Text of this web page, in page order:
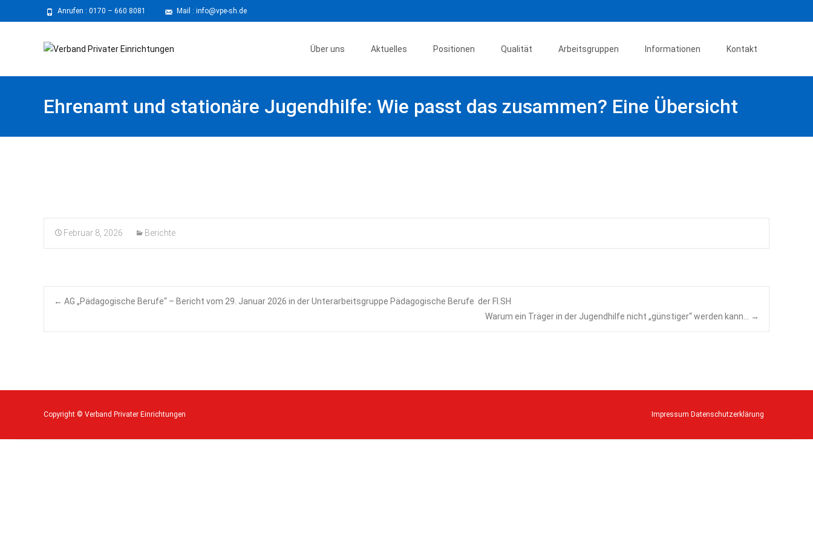
Anrufen : 0170 – 660 8081 Mail : info@vpe-sh.de
Über uns Aktuelles Positionen Qualität Arbeitsgruppen Informationen Kontakt
Ehrenamt und stationäre Jugendhilfe: Wie passt das zusammen? Eine Übersicht
Februar 8, 2026 Berichte
Post
← AG „Pädagogische Berufe“ – Bericht vom 29. Januar 2026 in der Unterarbeitsgruppe Pädagogische Berufe der FI.SH
Warum ein Träger in der Jugendhilfe nicht „günstiger“ werden kann…
→
Copyright © Verband Privater Einrichtungen Impressum Datenschutzerklärung